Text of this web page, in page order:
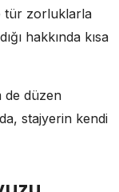
tür zorluklarla
hakkında kısa
de düzen
stajyerin kendi